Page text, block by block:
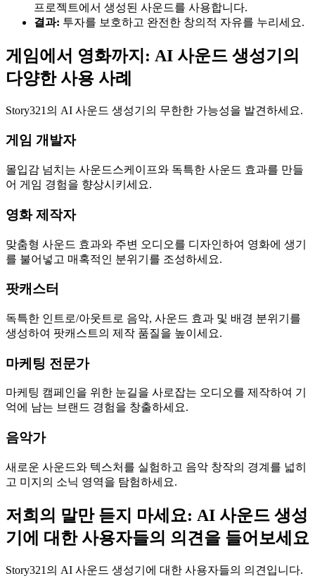
프로젝트에서 생성된 사운드를 사용합니다.
결과: 투자를 보호하고 완전한 창의적 자유를 누리세요.
게임에서 영화까지: AI 사운드 생성기의
다양한 사용 사례
Story321의 AI 사운드 생성기의 무한한 가능성을 발견하세요.
게임 개발자
몰입감 넘치는 사운드스케이프와 독특한 사운드 효과를 만들
어 게임 경험을 향상시키세요.
영화 제작자
맞춤형 사운드 효과와 주변 오디오를 디자인하여 영화에 생기
를 불어넣고 매혹적인 분위기를 조성하세요.
팟캐스터
독특한 인트로/아웃트로 음악, 사운드 효과 및 배경 분위기를
생성하여 팟캐스트의 제작 품질을 높이세요.
마케팅 전문가
마케팅 캠페인을 위한 눈길을 사로잡는 오디오를 제작하여 기
억에 남는 브랜드 경험을 창출하세요.
음악가
새로운 사운드와 텍스처를 실험하고 음악 창작의 경계를 넓히
고 미지의 소닉 영역을 탐험하세요.
저희의 말만 듣지 마세요: AI 사운드 생성
기에 대한 사용자들의 의견을 들어보세요
Story321의 AI 사운드 생성기에 대한 사용자들의 의견입니다.